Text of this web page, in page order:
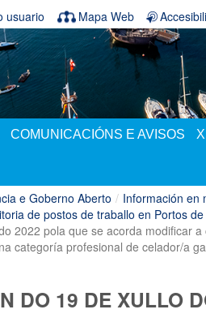
usuario Mapa Web
COMUNICACIÓNS E AVISOS
e Goberno Aberto / Información en
de postos de traballo en Portos
2022 pola que se acorda modificar
categoría profesional de celador/a
DO 19 DE XULLO